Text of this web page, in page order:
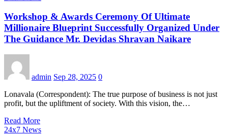
Workshop & Awards Ceremony Of Ultimate
Millionaire Blueprint Successfully Organized Under
The Guidance Mr. Devidas Shravan Naikare
admin Sep 28, 2025 0
Lonavala (Correspondent): The true purpose of business is not just
profit, but the upliftment of society. With this vision, the…
Read More
24x7 News